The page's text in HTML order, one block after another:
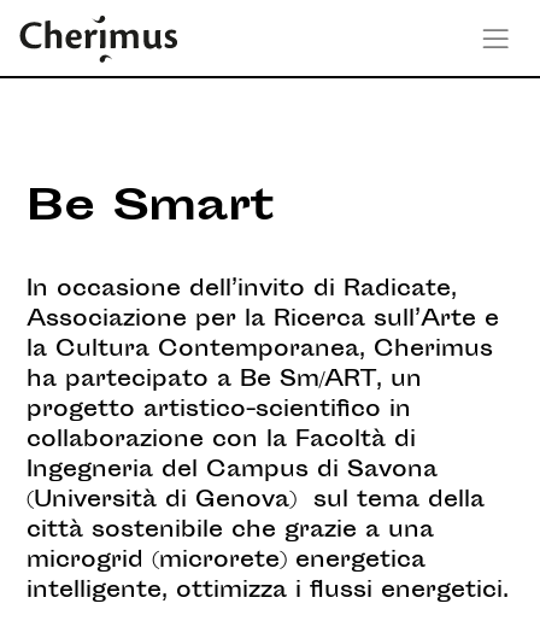
Be Smart
In occasione dell’invito di Radicate,
Associazione per la Ricerca sull’Arte e
la Cultura Contemporanea, Cherimus
ha partecipato a Be Sm/ART, un
progetto artistico-scientifico in
collaborazione con la Facoltà di
Ingegneria del Campus di Savona
(Università di Genova) sul tema della
città sostenibile che grazie a una
microgrid (microrete) energetica
intelligente, ottimizza i flussi energetici.